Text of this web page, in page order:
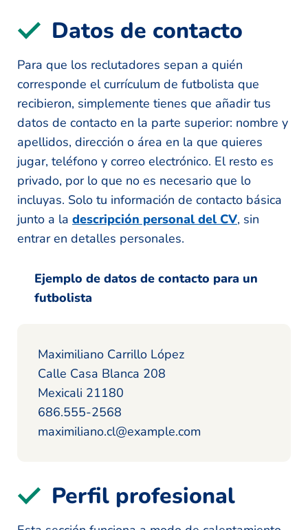
Datos de contacto
Para que los reclutadores sepan a quién
corresponde el currículum de futbolista que
recibieron, simplemente tienes que añadir tus
datos de contacto en la parte superior: nombre y
apellidos, dirección o área en la que quieres
jugar, teléfono y correo electrónico. El resto es
privado, por lo que no es necesario que lo
incluyas. Solo tu información de contacto básica
junto a la descripción personal del CV, sin
entrar en detalles personales.
Ejemplo de datos de contacto para un
futbolista
Maximiliano Carrillo López
Calle Casa Blanca 208
Mexicali 21180
686.555-2568
maximiliano.cl@example.com
Perfil profesional